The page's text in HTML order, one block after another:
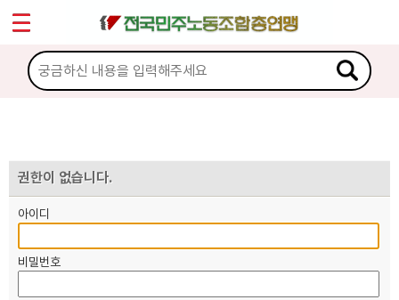
권한이 없습니다.
아이디
비밀번호
마이페이지
소개
노동상담
자료
부설기관